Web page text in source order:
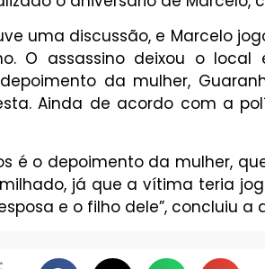
uma discussão, e Marcelo
O assassino deixou o
da mulher,
Ainda de acordo com a
é o depoimento da mulher,
já que a vítima teria
e o filho dele”, concluiu a